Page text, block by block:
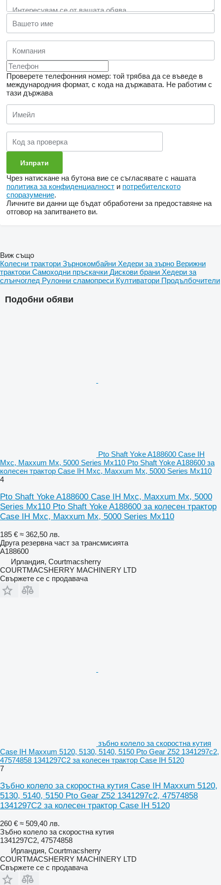
Проверете телефонния номер: той трябва да се въведе в
международния формат, с кода на държавата. Не работим с
тази държава
Чрез натискане на бутона вие се съгласявате с нашата
политика за конфиденциалност и потребителското
споразумение.
Личните ви данни ще бъдат обработени за предоставяне на
отговор на запитването ви.
Подобни обяви
Pto Shaft Yoke A188600 Case IH
Mxc, Maxxum Mx, 5000 Series Mx110 Pto Shaft Yoke A188600 за
колесен трактор Case IH Mxc, Maxxum Mx, 5000 Series Mx110
4
Pto Shaft Yoke A188600 Case IH Mxc, Maxxum Mx, 5000
Series Mx110 Pto Shaft Yoke A188600 за колесен трактор
Case IH Mxc, Maxxum Mx, 5000 Series Mx110
185 € ≈ 362,50 лв.
Друга резервна част за трансмисията
A188600
Ирландия, Courtmacsherry
COURTMACSHERRY MACHINERY LTD
Свържете се с продавача
зъбно колело за скоростна кутия
Case IH Maxxum 5120, 5130, 5140, 5150 Pto Gear Z52 1341297c2,
47574858 1341297C2 за колесен трактор Case IH 5120
7
Зъбно колело за скоростна кутия Case IH Maxxum 5120,
5130, 5140, 5150 Pto Gear Z52 1341297c2, 47574858
1341297C2 за колесен трактор Case IH 5120
260 € ≈ 509,40 лв.
Зъбно колело за скоростна кутия
1341297C2, 47574858
Ирландия, Courtmacsherry
COURTMACSHERRY MACHINERY LTD
Свържете се с продавача
Виж също
Колесни трактори Зърнокомбайни Хедери за зърно Верижни
трактори Самоходни пръскачки Дискови брани Хедери за
слънчоглед Рулонни сламопреси Култиватори Продълбочители